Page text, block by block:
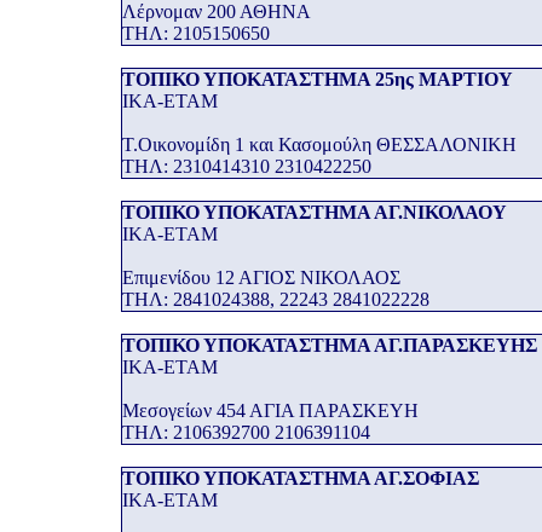
Λέρνομαν 200 ΑΘΗΝΑ
THΛ: 2105150650
ΤΟΠΙΚΟ ΥΠΟΚΑΤΑΣΤΗΜΑ 25ης ΜΑΡΤΙΟΥ
ΙΚΑ-ΕΤΑΜ
Τ.Οικονομίδη 1 και Κασομούλη ΘΕΣΣΑΛΟΝΙΚΗ
THΛ: 2310414310 2310422250
ΤΟΠΙΚΟ ΥΠΟΚΑΤΑΣΤΗΜΑ ΑΓ.ΝΙΚΟΛΑΟΥ
ΙΚΑ-ΕΤΑΜ
Επιμενίδου 12 ΑΓΙΟΣ ΝΙΚΟΛΑΟΣ
THΛ: 2841024388, 22243 2841022228
ΤΟΠΙΚΟ ΥΠΟΚΑΤΑΣΤΗΜΑ ΑΓ.ΠΑΡΑΣΚΕΥΗΣ
ΙΚΑ-ΕΤΑΜ
Μεσογείων 454 ΑΓΙΑ ΠΑΡΑΣΚΕΥΗ
THΛ: 2106392700 2106391104
ΤΟΠΙΚΟ ΥΠΟΚΑΤΑΣΤΗΜΑ ΑΓ.ΣΟΦΙΑΣ
ΙΚΑ-ΕΤΑΜ